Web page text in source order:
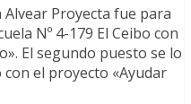
Proyecta fue para
Nº 4-179 El Ceibo con
El segundo puesto se lo
el proyecto «Ayudar